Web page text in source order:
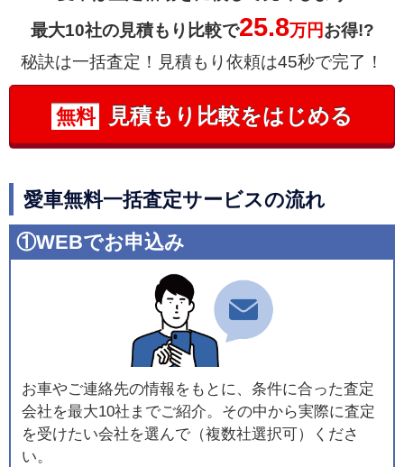
最大10社の見積もり比較で25.8万円お得!?
秘訣は一括査定！見積もり依頼は45秒で完了！
無料 見積もり比較をはじめる
愛車無料一括査定サービスの流れ
①WEBでお申込み
お車やご連絡先の情報をもとに、条件に合った査定
会社を最大10社までご紹介。その中から実際に査定
を受けたい会社を選んで（複数社選択可）くださ
い。